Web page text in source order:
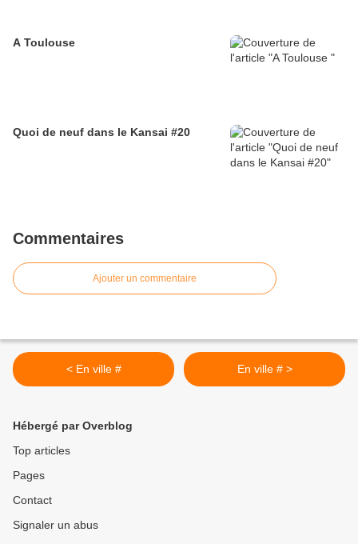
A Toulouse
Quoi de neuf dans le Kansai #20
Commentaires
Ajouter un commentaire
< En ville # En ville # >
Hébergé par Overblog
Top articles
Pages
Contact
Signaler un abus